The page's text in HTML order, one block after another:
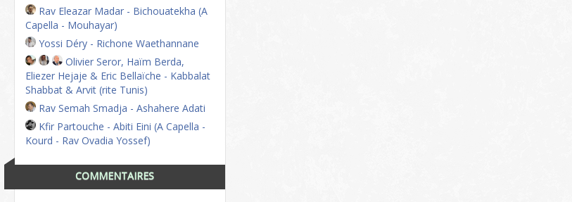
Rav Eleazar Madar - Bichouatekha (A
Capella - Mouhayar)
Yossi Déry - Richone Waethannane
Olivier Seror, Haïm Berda,
Eliezer Hejaje & Eric Bellaïche - Kabbalat
Shabbat & Arvit (rite Tunis)
Rav Semah Smadja - Ashahere Adati
Kfir Partouche - Abiti Eini (A Capella -
Kourd - Rav Ovadia Yossef)
COMMENTAIRES